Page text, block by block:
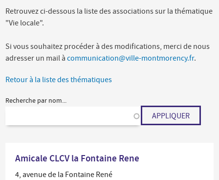
Retrouvez ci-dessous la liste des associations sur la thématique
"Vie locale".
Si vous souhaitez procéder à des modifications, merci de nous
adresser un mail àcommunication@ville-montmorency.fr.
Retour à la liste des thématiques
Recherche par nom...
APPLIQUER
Amicale CLCV la Fontaine Rene
4, avenue de la Fontaine René